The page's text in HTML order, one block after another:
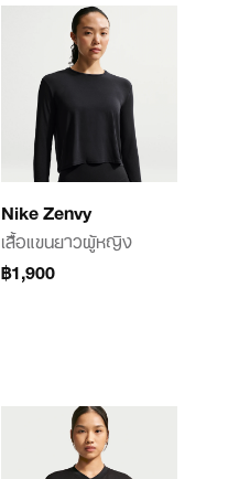
Nike Zenvy
เสื้อแขนยาวผู้หญิง
฿1,900